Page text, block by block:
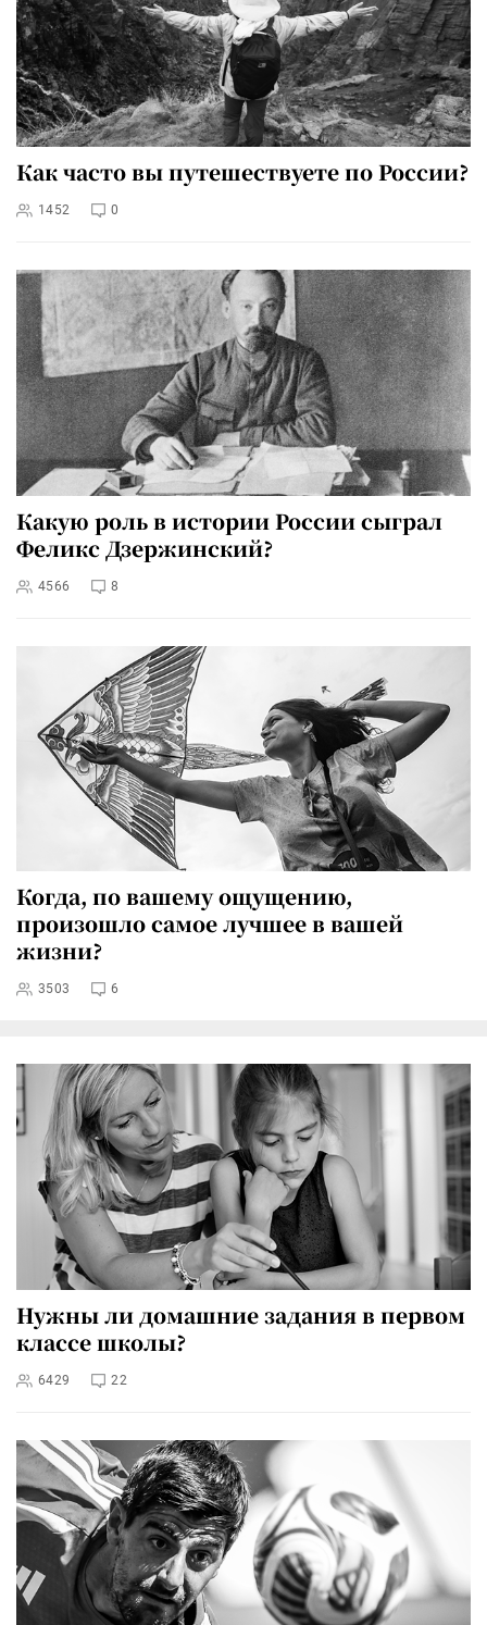
Как часто вы путешествуете по России?
1452 0
Какую роль в истории России сыграл
Феликс Дзержинский?
4566 8
Когда, по вашему ощущению,
произошло самое лучшее в вашей
жизни?
3503 6
Нужны ли домашние задания в первом
классе школы?
6429 22